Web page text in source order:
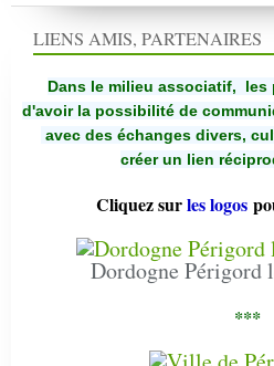
LIENS AMIS, PARTENAIRES
Dans le milieu associatif, les
d'avoir la possibilité de
avec des échanges divers,
créer un lien
Cliquez surles logos
Dordogne Périgord
***